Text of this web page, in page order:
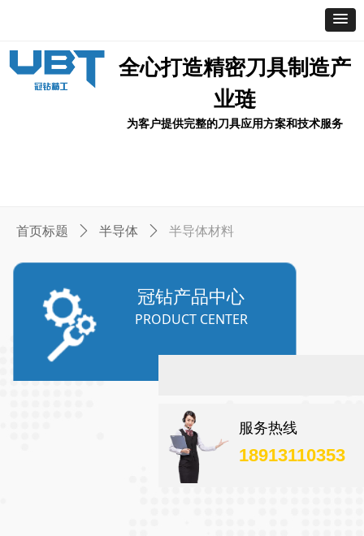
全心打造精密刀具制造产
业琏
为客户提供完整的刀具应用方案和技术服务
首页标题 ꄲ 半导体 ꄲ 半导体材料
冠钻产品中心
PRODUCT CENTER
服务热线
18913110353